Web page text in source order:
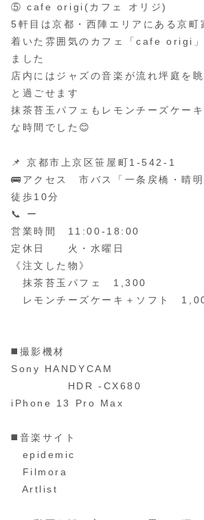
⑤ cafe origi(カフェ オリジ)
5軒目は京都・西陣エリアにある京町
着いた雰囲気のカフェ「cafe origi」
ました
店内にはジャズの音楽が流れ坪庭を
と過ごせます
抹茶苔玉パフェもレモンチーズケー
な時間でした😊
📌 京都市上京区笹屋町1-542-1
🚌アクセス 市バス「一条戻橋・晴明
徒歩10分
📞 ー
営業時間 11:00-18:00
定休日 火・水曜日
《注文した物》
抹茶苔玉パフェ 1,300
レモンチーズケーキ＋ソフト
◼️撮影機材
Sony HANDYCAM
HDR -CX680
iPhone 13 Pro Max
◼️音楽サイト
epidemic
Filmora
Artlist